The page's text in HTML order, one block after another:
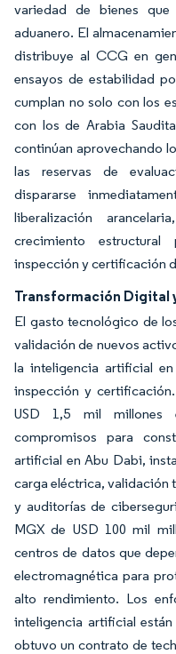
variedad de bienes que
aduanero. El
distribuye al CCG en
ensayos de estabilidad
cumplan no solo con los
con los de Arabia
continúan aprovechando
las reservas de
dispararse
liberalización
crecimiento
inspección y certificación
Transformación Digital
El gasto tecnológico de
validación de nuevos
la inteligencia artificial
inspección y
USD 1,5 mil millones
compromisos para
artificial en Abu Dabi,
carga eléctrica, validación
y auditorías de
MGX de USD 100 mil
centros de datos que
electromagnética para
alto rendimiento. Los
inteligencia artificial
obtuvo un contrato de